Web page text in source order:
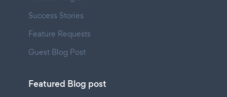
Success Stories
Feature Requests
Guest Blog Post
Featured Blog post